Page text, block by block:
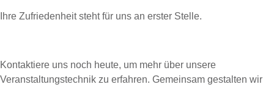
Ihre Zufriedenheit steht für uns an erster Stelle.
Kontaktiere uns noch heute, um mehr über unsere
Veranstaltungstechnik zu erfahren. Gemeinsam gestalten wir